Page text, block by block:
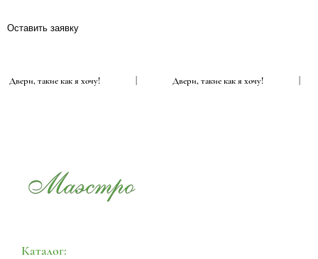
Оставить заявку
Двери, такие как я хочу! Двери, такие как я хочу!
Каталог: